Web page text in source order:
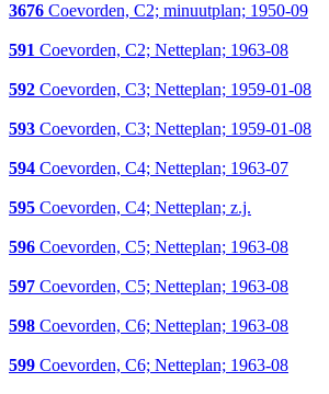
3676 Coevorden, C2; minuutplan; 1950-09
591 Coevorden, C2; Netteplan; 1963-08
592 Coevorden, C3; Netteplan; 1959-01-08
593 Coevorden, C3; Netteplan; 1959-01-08
594 Coevorden, C4; Netteplan; 1963-07
595 Coevorden, C4; Netteplan; z.j.
596 Coevorden, C5; Netteplan; 1963-08
597 Coevorden, C5; Netteplan; 1963-08
598 Coevorden, C6; Netteplan; 1963-08
599 Coevorden, C6; Netteplan; 1963-08